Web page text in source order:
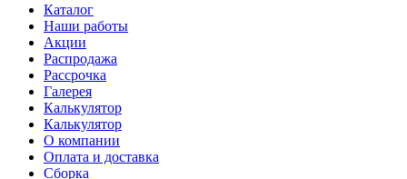
Каталог
Наши работы
Акции
Распродажа
Рассрочка
Галерея
Калькулятор
Калькулятор
О компании
Оплата и доставка
Сборка